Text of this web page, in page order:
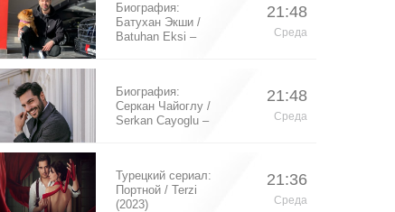
Биография:
Батухан Экши /
Batuhan Eksi –
21:48
Среда
Биография:
Серкан Чайоглу /
Serkan Cayoglu –
21:48
Среда
Турецкий сериал:
Портной / Terzi
(2023)
21:36
Среда